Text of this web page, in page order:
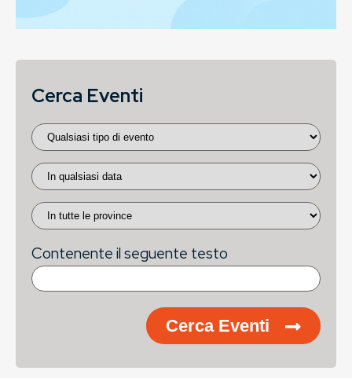
Cerca Eventi
Contenente il seguente testo
Cerca Eventi